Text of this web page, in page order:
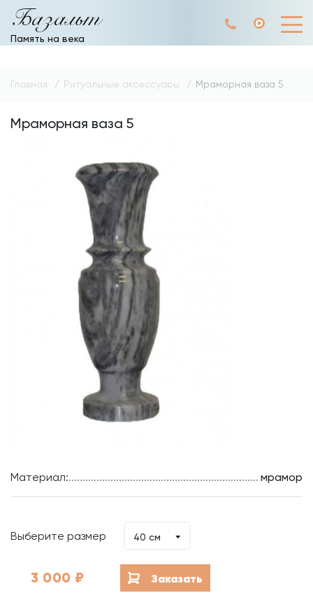
Базальт
Память на века
Главная Ритуальные аксессуары Мраморная ваза 5
Мраморная ваза 5
Материал: мрамор
Выберите размер 40 см
3 000 ₽ Заказать